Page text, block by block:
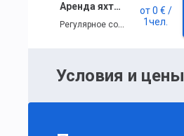
Аренда яхты в Лимассоле
Регулярное событие
от0 € /
1чел.
Условия и цены